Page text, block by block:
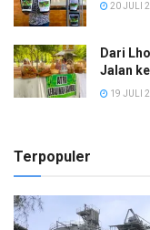
20 JULI
Dari
Jalan
19 JULI
Terpopuler